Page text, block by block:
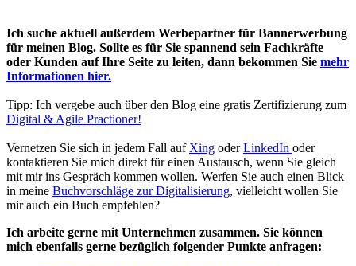
Ich suche aktuell außerdem Werbepartner für Bannerwerbung
für meinen Blog. Sollte es für Sie spannend sein Fachkräfte
oder Kunden auf Ihre Seite zu leiten, dann bekommen Sie mehr
Informationen hier.
Tipp: Ich vergebe auch über den Blog eine gratis Zertifizierung zum
Digital & Agile Practioner!
Vernetzen Sie sich in jedem Fall auf Xing oderLinkedIn oder
kontaktieren Sie mich direkt für einen Austausch, wenn Sie gleich
mit mir ins Gespräch kommen wollen. Werfen Sie auch einen Blick
in meine Buchvorschläge zur Digitalisierung, vielleicht wollen Sie
mir auch ein Buch empfehlen?
Ich arbeite gerne mit Unternehmen zusammen. Sie können
mich ebenfalls gerne bezüglich folgender Punkte anfragen: